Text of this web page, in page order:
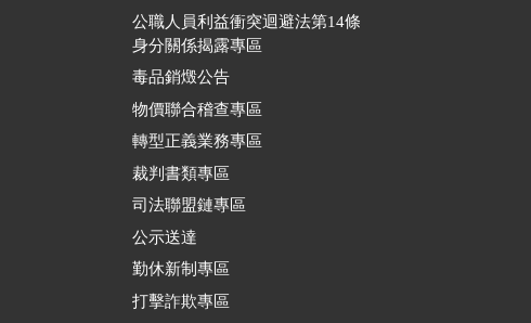
公職人員利益衝突迴避法第14條
身分關係揭露專區
毒品銷燬公告
物價聯合稽查專區
轉型正義業務專區
裁判書類專區
司法聯盟鏈專區
公示送達
勤休新制專區
打擊詐欺專區